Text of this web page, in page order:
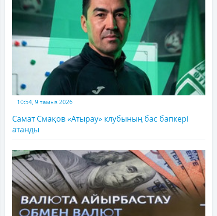
10:54, 9 тамыз 2026
Самат Смақов «Атырау» клубының бас бапкері
атанды